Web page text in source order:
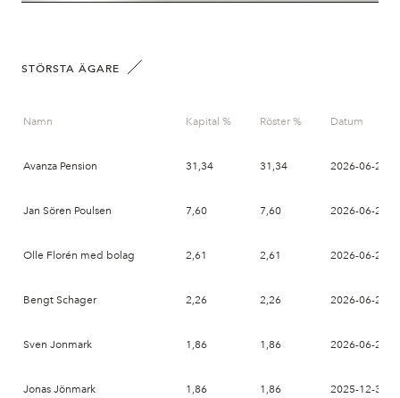
STÖRSTA ÄGARE
Namn Kapital % Röster % Datum
Avanza Pension 31,34 31,34 2026-06-26
Jan Sören Poulsen 7,60 7,60 2026-06-26
Olle Florén med bolag 2,61 2,61 2026-06-26
Bengt Schager 2,26 2,26 2026-06-26
Sven Jonmark 1,86 1,86 2026-06-26
Jonas Jönmark 1,86 1,86 2025-12-31